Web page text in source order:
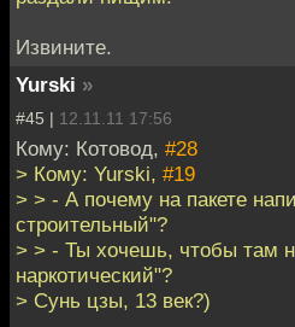
Извините.
Yurski »
#45 | 12.11.11 17:56
Кому: Котовод, #28
> Кому: Yurski, #19
> > - А почему на пакете
строительный"?
> > - Ты хочешь, чтобы там
наркотический"?
> Сунь цзы, 13 век?)